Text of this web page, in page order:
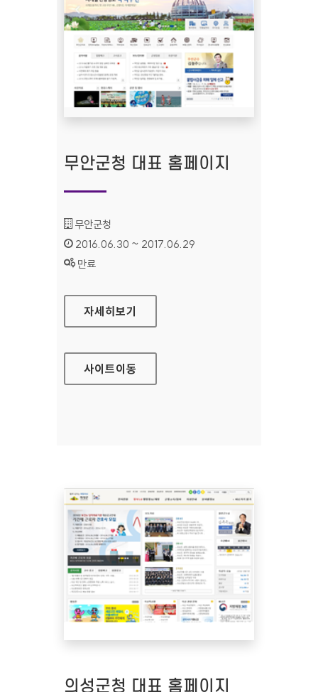
무안군청 대표 홈페이지
기관명 :
무안군청
인증기간 :
2016.06.30 ~ 2017.06.29
상태 :
만료
무안군청 대표 홈페이지
자세히보기
사이트이동
의성군청 대표 홈페이지